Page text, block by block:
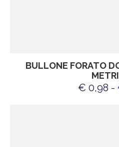
BULLONE FORATO
€ 0,98 -